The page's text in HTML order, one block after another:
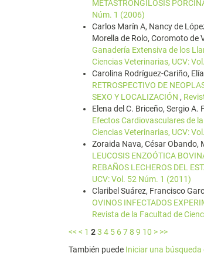
METASTRONGILOSIS
Núm. 1 (2006)
Carlos Marín A, Nancy de
Morella de Rolo, Coromoto de
Ganadería Extensiva de los
Ciencias Veterinarias, UCV:
Carolina Rodríguez-Cariño,
RETROSPECTIVO DE
SEXO Y LOCALIZACIÓN ,
Elena del C. Briceño, Sergio
Efectos Cardiovasculares de
Ciencias Veterinarias, UCV:
Zoraida Nava, César Obando,
LEUCOSIS ENZOÓTICA
REBAÑOS LECHEROS DEL
UCV: Vol. 52 Núm. 1 (2011)
Claribel Suárez, Francisco
OVINOS INFECTADOS
Revista de la Facultad de
<< < 1 23 4 5 678 9 10 > >>
También puede Iniciar una